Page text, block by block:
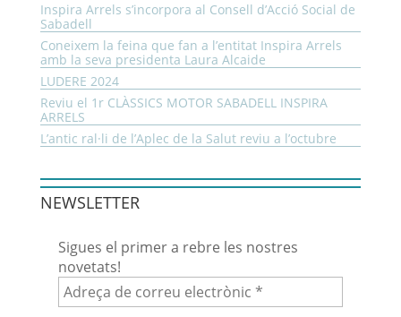
Inspira Arrels s’incorpora al Consell d’Acció Social de
Sabadell
Coneixem la feina que fan a l’entitat Inspira Arrels
amb la seva presidenta Laura Alcaide
LUDERE 2024
Reviu el 1r CLÀSSICS MOTOR SABADELL INSPIRA
ARRELS
L’antic ral·li de l’Aplec de la Salut reviu a l’octubre
NEWSLETTER
Sigues el primer a rebre les nostres
novetats!
Adreça
de